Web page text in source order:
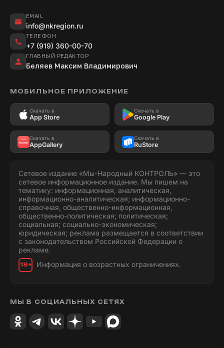
EMAIL
info@nkregion.ru
ТЕЛЕФОН
+7 (919) 360-00-70
ГЛАВНЫЙ РЕДАКТОР
Беляев Максим Владимирович
МОБИЛЬНОЕ ПРИЛОЖЕНИЕ
Скачать в
App Store
Скачать в
Google Play
Скачать в
AppGallery
Скачать в
RuStore
Сетевое издание «Мы-Народный КОНТРОЛЬ» — это
сетевое информационное издание. Мы пишем на
тематику: информационная, аналитическая,
информационно-аналитическая; информационно-
справочная, общественно-информационная,
общественно-политическая; политическая;
социальная; социально-экономическая;
юридическая; реклама размещается в соответствии
с законодательством Российской Федерации о
рекламе.
18+ Информация о возрастных ограничениях.
МЫ В СОЦИАЛЬНЫХ СЕТЯХ